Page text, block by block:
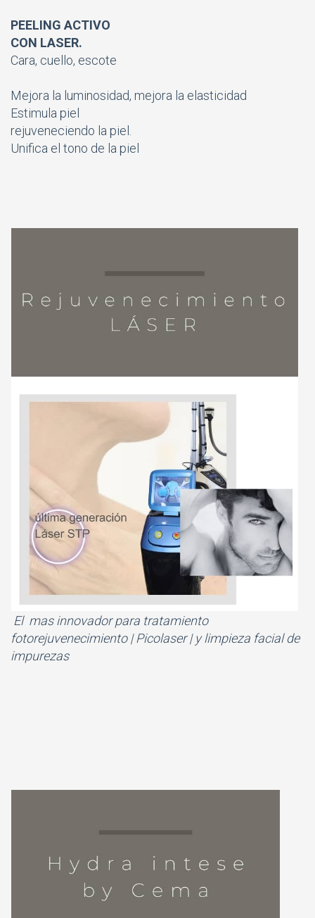
PEELING ACTIVO
CON LASER.
Cara, cuello, escote
Mejora la luminosidad, mejora la elasticidad
Estimula piel
rejuveneciendo la piel.
Unifica el tono de la piel
El mas innovador para tratamiento
fotorejuvenecimiento | Picolaser | y limpieza facial de
impurezas